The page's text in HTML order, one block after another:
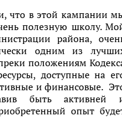
что в этой кампании
полезную школу.
района,
одним из
положениям
доступные на
и финансовые.
быть активней
опыт